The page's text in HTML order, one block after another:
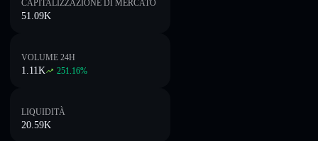
CAPITALIZZAZIONE DI MERCATO
51.09K
VOLUME 24H
1.11K 251.16%
LIQUIDITÀ
20.59K